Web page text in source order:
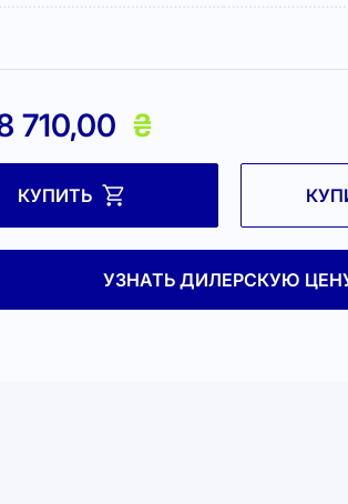
710,00 ₴
КУПИТЬ
УЗНАТЬ ДИЛЕРСКУЮ